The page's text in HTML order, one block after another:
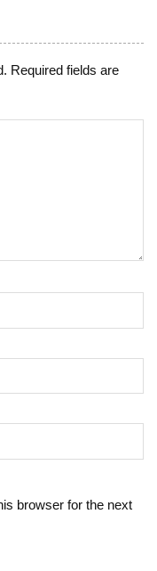
Required fields are
browser for the next